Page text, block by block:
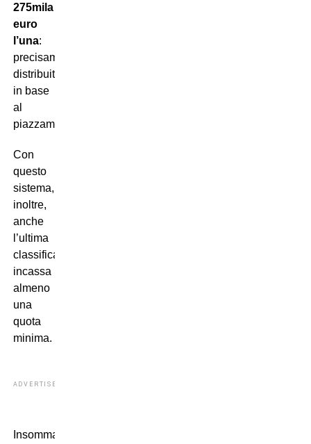
275mila
euro
l’una:
precisamente
distribuite
in base
al
piazzamento.
Con
questo
sistema,
inoltre,
anche
l’ultima
classificata
incassa
almeno
una
quota
minima.
ADVERTISEMENT
Insomma: